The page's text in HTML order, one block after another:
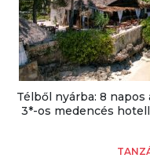
Télből nyárba: 8
3*-os medencés